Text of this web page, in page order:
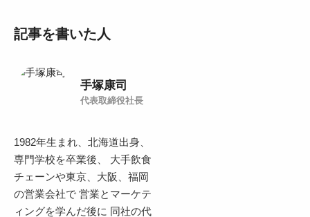
記事を書いた人
手塚康司
代表取締役社長
1982年生まれ、北海道出身、
専門学校を卒業後、 大手飲食
チェーンや東京、大阪、福岡
の営業会社で 営業とマーケテ
ィングを学んだ後に 同社の代